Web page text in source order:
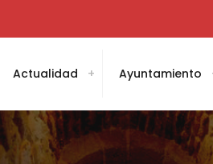
Actualidad Ayuntamiento